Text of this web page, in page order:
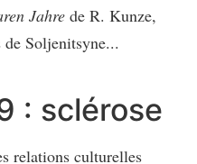
Jahre de R. Kunze,
Soljenitsyne...
: sclérose
relations culturelles